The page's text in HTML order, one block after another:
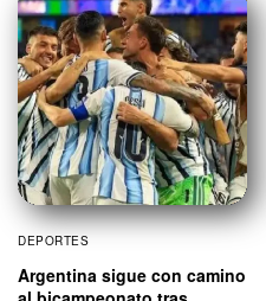
DEPORTES
Argentina sigue con camino